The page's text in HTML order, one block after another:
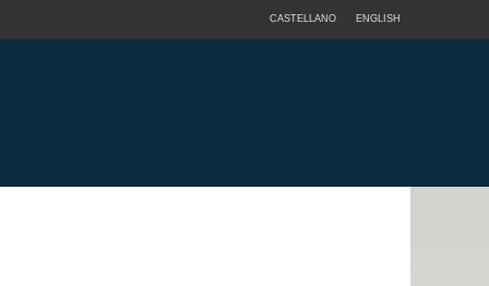
CASTELLANO ENGLISH